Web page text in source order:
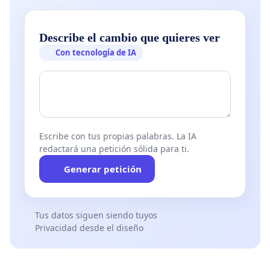
Describe el cambio que quieres ver
Con tecnología de IA
Escribe con tus propias palabras. La IA
redactará una petición sólida para ti.
Generar petición
Tus datos siguen siendo tuyos
Privacidad desde el diseño